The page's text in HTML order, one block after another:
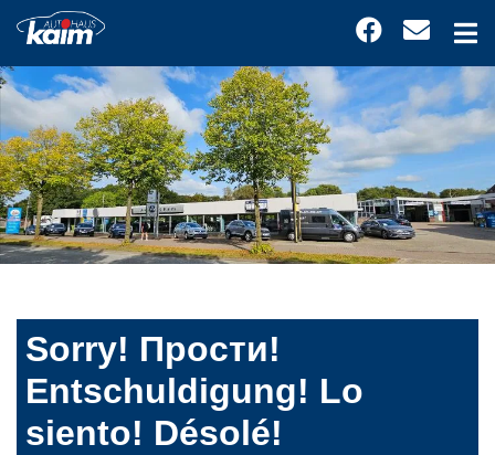
Sorry! Прости!
Entschuldigung! Lo
siento! Désolé!